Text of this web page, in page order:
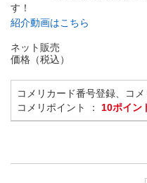
す！
紹介動画はこちら
ネット販売
価格（税込）
コメリカード番号登録、コ
コメリポイント ： 10ポイン